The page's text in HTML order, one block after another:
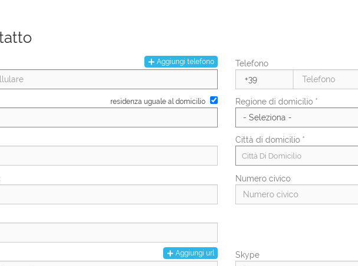
Numero di figli
PAL
Aggiungi telefono Telefono
residenza uguale al domicilio Regione di domicilio *
Città di domicilio *
Città Di Domicilio
Numero civico
Aggiungi url Skype